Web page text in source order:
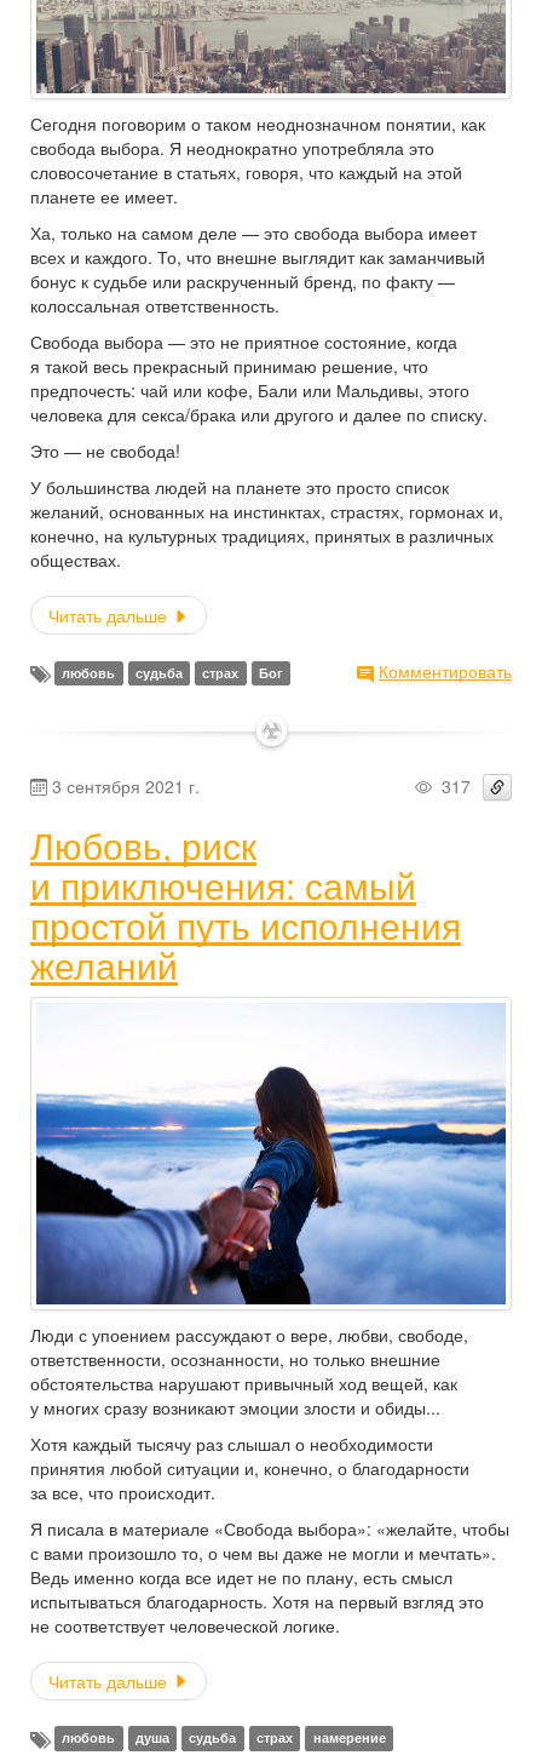
Сегодня поговорим о таком неоднозначном понятии, как
свобода выбора. Я неоднократно употребляла это
словосочетание в статьях, говоря, что каждый на этой
планете ее имеет.
Ха, только на самом деле — это свобода выбора имеет
всех и каждого. То, что внешне выглядит как заманчивый
бонус к судьбе или раскрученный бренд, по факту —
колоссальная ответственность.
Свобода выбора — это не приятное состояние, когда
я такой весь прекрасный принимаю решение, что
предпочесть: чай или кофе, Бали или Мальдивы, этого
человека для секса/брака или другого и далее по списку.
Это — не свобода!
У большинства людей на планете это просто список
желаний, основанных на инстинктах, страстях, гормонах и,
конечно, на культурных традициях, принятых в различных
обществах.
Читать дальше
любовь судьба страх Бог Комментировать
✶
3 сентября 2021 г. 317
Любовь, риск
и приключения: самый
простой путь исполнения
желаний
Люди с упоением рассуждают о вере, любви, свободе,
ответственности, осознанности, но только внешние
обстоятельства нарушают привычный ход вещей, как
у многих сразу возникают эмоции злости и обиды...
Хотя каждый тысячу раз слышал о необходимости
принятия любой ситуации и, конечно, о благодарности
за все, что происходит.
Я писала в материале «Свобода выбора»: «желайте, чтобы
с вами произошло то, о чем вы даже не могли и мечтать».
Ведь именно когда все идет не по плану, есть смысл
испытываться благодарность. Хотя на первый взгляд это
не соответствует человеческой логике.
Читать дальше
любовь душа судьба страх намерение